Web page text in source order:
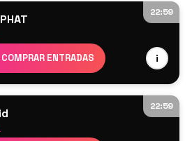
22:59
ENTRADAS i
– Artcore
22:59